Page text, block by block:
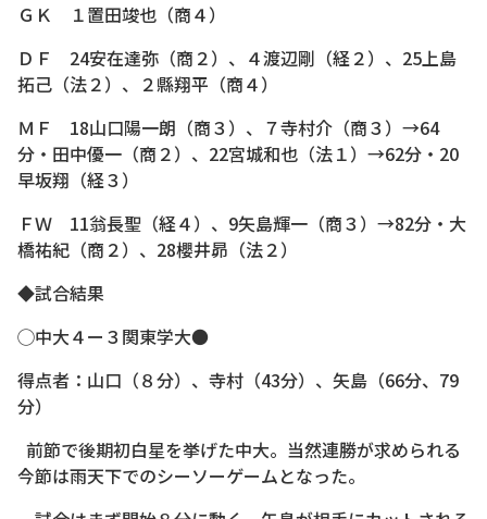
ＧＫ １置田竣也（商４）
ＤＦ 24安在達弥（商２）、４渡辺剛（経２）、25上島
拓己（法２）、２縣翔平（商４）
ＭＦ 18山口陽一朗（商３）、７寺村介（商３）→64
分・田中優一（商２）、22宮城和也（法１）→62分・20
早坂翔（経３）
ＦＷ 11翁長聖（経４）、9矢島輝一（商３）→82分・大
橋祐紀（商２）、28櫻井昴（法２）
◆試合結果
◯中大４ー３関東学大●
得点者：山口（８分）、寺村（43分）、矢島（66分、79
分）
前節で後期初白星を挙げた中大。当然連勝が求められる
今節は雨天下でのシーソーゲームとなった。